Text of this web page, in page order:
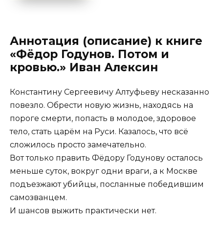
Аннотация (описание) к книге
«Фёдор Годунов. Потом и
кровью.» Иван Алексин
Константину Сергеевичу Алтуфьеву несказанно
повезло. Обрести новую жизнь, находясь на
пороге смерти, попасть в молодое, здоровое
тело, стать царём на Руси. Казалось, что всё
сложилось просто замечательно.
Вот только править Фёдору Годунову осталось
меньше суток, вокруг одни враги, а к Москве
подъезжают убийцы, посланные победившим
самозванцем.
И шансов выжить практически нет.